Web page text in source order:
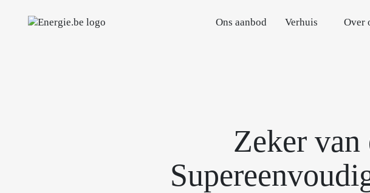
Ons aanbod Verhuis Over
Zeker van